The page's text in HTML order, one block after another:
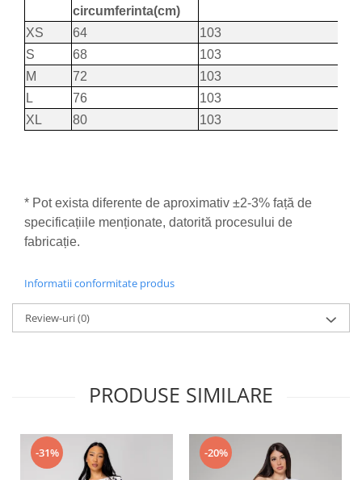
circumferinta(cm)
XS 64
103
S
68
103
M
72
103
L
76
103
XL
80 103
* Pot exista diferente de aproximativ ±2-3% față de
specificațiile menționate, datorită procesului de
fabricație.
Informatii conformitate produs
Review-uri(0)
PRODUSE SIMILARE
-31% -20%